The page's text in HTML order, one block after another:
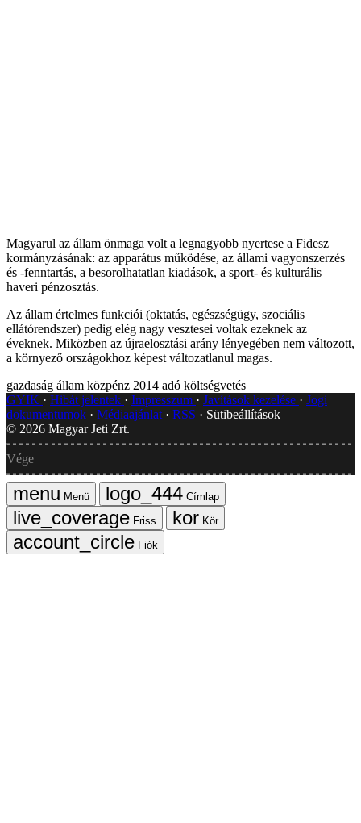
Magyarul az állam önmaga volt a legnagyobb nyertese a Fidesz
kormányzásának: az apparátus működése, az állami vagyonszerzés
és -fenntartás, a besorolhatatlan kiadások, a sport- és kulturális
haveri pénzosztás.
Az állam értelmes funkciói (oktatás, egészségügy, szociális
ellátórendszer) pedig elég nagy vesztesei voltak ezeknek az
éveknek. Miközben az újraelosztási arány lényegében nem változott,
a környező országokhoz képest változatlanul magas.
gazdaság állam közpénz 2014 adó költségvetés
GYIK
Hibát jelentek Impresszum Javítások kezelése
Jogi
dokumentumok
Médiaajánlat RSS
Sütibeállítások
© 2026 Magyar Jeti Zrt.
Vége
Menü
Címlap
Friss
Kör
Fiók